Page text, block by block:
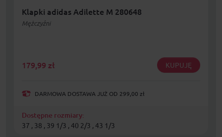
Klapki adidas Adilette M 280648
Mężczyźni
179,99 zł KUPUJĘ
DARMOWA DOSTAWA JUŻ OD 299,00 zł
Dostępne rozmiary:
37 , 38 , 39 1/3 , 40 2/3 , 43 1/3